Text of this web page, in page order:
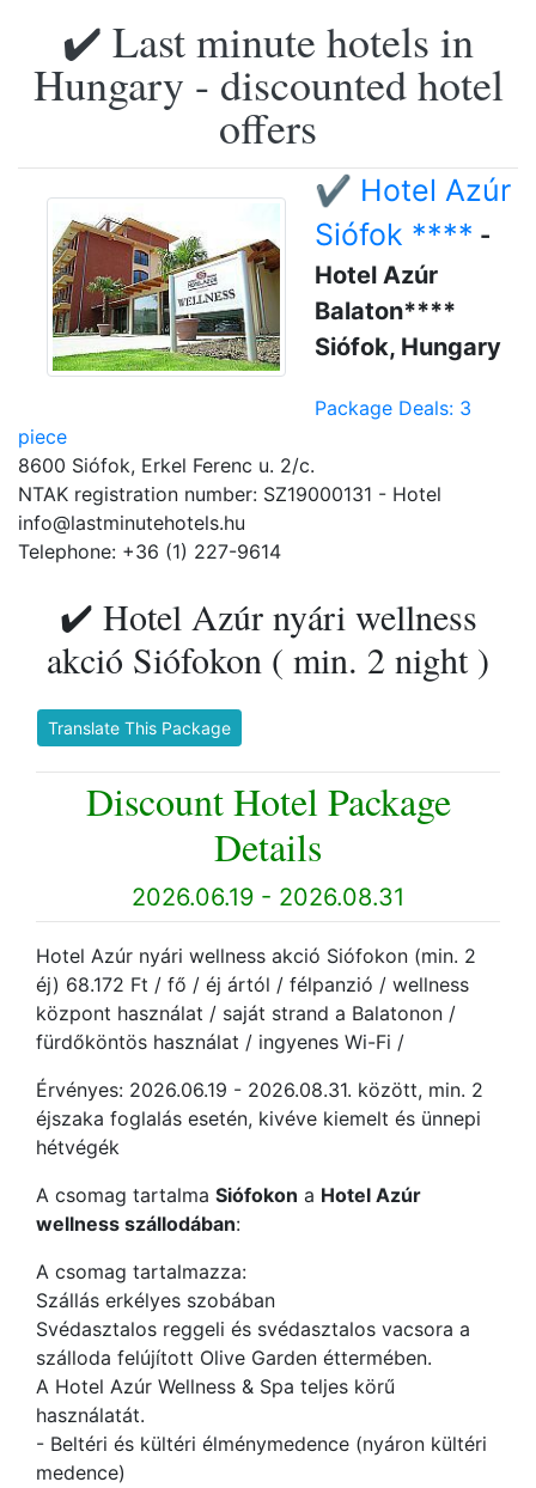
✔️ Last minute hotels in
Hungary - discounted hotel
offers
✔️ Hotel Azúr
Siófok **** -
Hotel Azúr
Balaton****
Siófok, Hungary
Package Deals: 3
piece
8600 Siófok, Erkel Ferenc u. 2/c.
NTAK registration number: SZ19000131 - Hotel
info@lastminutehotels.hu
Telephone: +36 (1) 227-9614
✔️ Hotel Azúr nyári wellness
akció Siófokon ( min. 2 night )
Translate This Package
Discount Hotel Package
Details
2026.06.19 - 2026.08.31
Hotel Azúr nyári wellness akció Siófokon (min. 2
éj) 68.172 Ft / fő / éj ártól / félpanzió / wellness
központ használat / saját strand a Balatonon /
fürdőköntös használat / ingyenes Wi-Fi /
Érvényes: 2026.06.19 - 2026.08.31. között, min. 2
éjszaka foglalás esetén, kivéve kiemelt és ünnepi
hétvégék
A csomag tartalma Siófokon a Hotel Azúr
wellness szállodában:
A csomag tartalmazza:
Szállás erkélyes szobában
Svédasztalos reggeli és svédasztalos vacsora a
szálloda felújított Olive Garden éttermében.
A Hotel Azúr Wellness & Spa teljes körű
használatát.
- Beltéri és kültéri élménymedence (nyáron kültéri
medence)